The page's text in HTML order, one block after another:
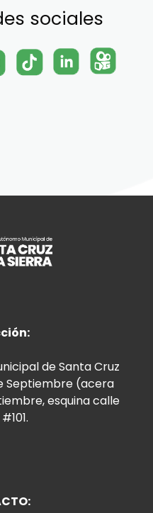
sociales
de Santa Cruz
Septiembre (acera
esquina calle